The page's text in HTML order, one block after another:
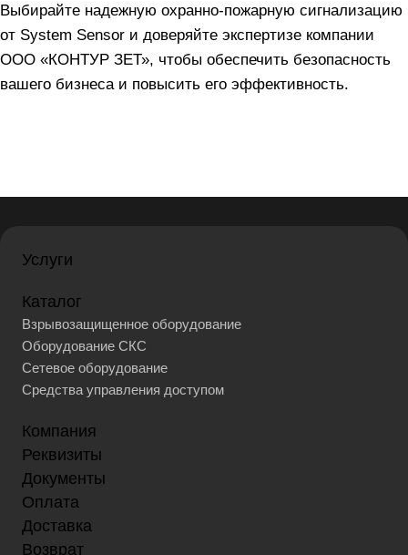
Выбирайте надежную охранно-пожарную сигнализацию
от System Sensor и доверяйте экспертизе компании
ООО «КОНТУР ЗЕТ», чтобы обеспечить безопасность
вашего бизнеса и повысить его эффективность.
Услуги
Каталог
Взрывозащищенное оборудование
Оборудование СКС
Сетевое оборудование
Средства управления доступом
Компания
Реквизиты
Документы
Оплата
Доставка
Возврат